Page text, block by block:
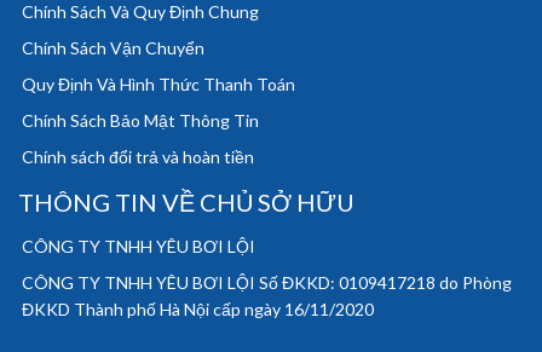
Chính Sách Và Quy Định Chung
Chính Sách Vận Chuyển
Quy Định Và Hình Thức Thanh Toán
Chính Sách Bảo Mật Thông Tin
Chính sách đổi trả và hoàn tiền
THÔNG TIN VỀ CHỦ SỞ HỮU
CÔNG TY TNHH YÊU BƠI LỘI
CÔNG TY TNHH YÊU BƠI LỘI Số ĐKKD: 0109417218 do Phòng
ĐKKD Thành phố Hà Nội cấp ngày 16/11/2020